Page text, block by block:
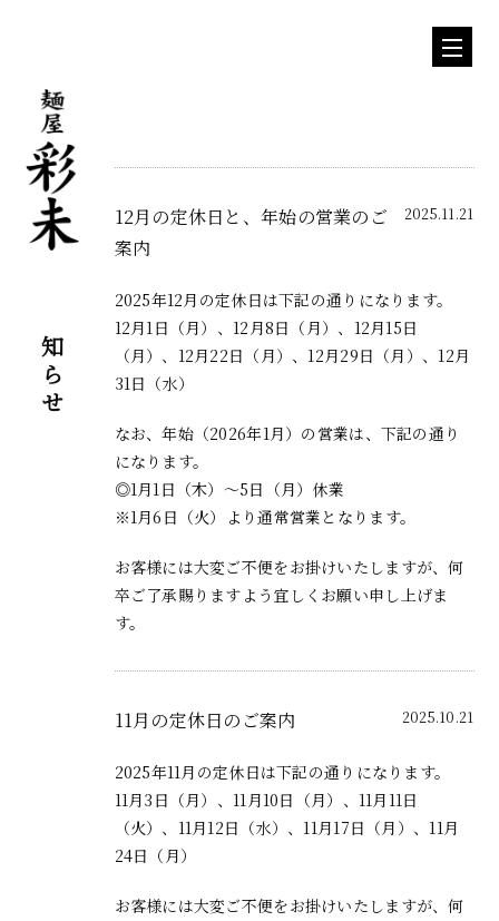
お知らせ
2025.11.21
12月の定休日と、年始の営業のご
案内
2025年12月の定休日は下記の通りになります。
12月1日（月）、12月8日（月）、12月15日
（月）、12月22日（月）、12月29日（月）、12月
31日（水）
なお、年始（2026年1月）の営業は、下記の通り
になります。
◎1月1日（木）〜5日（月）休業
※1月6日（火）より通常営業となります。
お客様には大変ご不便をお掛けいたしますが、何
卒ご了承賜りますよう宜しくお願い申し上げま
す。
2025.10.21
11月の定休日のご案内
2025年11月の定休日は下記の通りになります。
11月3日（月）、11月10日（月）、11月11日
（火）、11月12日（水）、11月17日（月）、11月
24日（月）
お客様には大変ご不便をお掛けいたしますが、何